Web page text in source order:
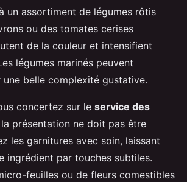
un assortiment de légumes rôtis
ou des tomates cerises
de la couleur et intensifient
légumes marinés peuvent
belle complexité gustative.
concertez sur le service des
présentation ne doit pas être
les garnitures avec soin, laissant
ingrédient par touches subtiles.
feuilles ou de fleurs comestibles